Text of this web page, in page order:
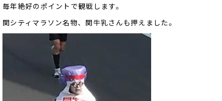
毎年絶好のポイントで観戦します。
関シティマラソン名物、関牛乳さんも押えました。